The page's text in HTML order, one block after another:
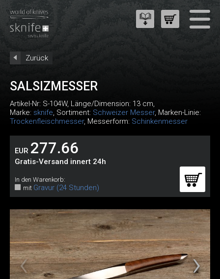
Zurück
SALSIZMESSER
Artikel-Nr: S-104W, Länge/Dimension: 13 cm,
Marke: sknife, Sortiment: Schweizer Messer, Marken-Linie:
Trockenfleischmesser, Messerform: Schinkenmesser
EUR 277.66
Gratis-Versand innert 24h
In den Warenkorb:
mit Gravur (24 Stunden)